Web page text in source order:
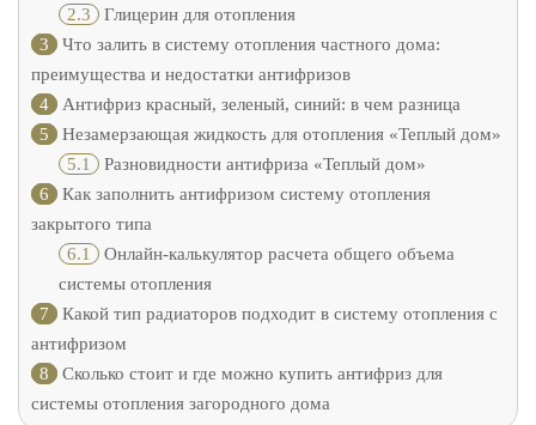
2.3 Глицерин для отопления
3
Что залить в систему отопления частного дома:
преимущества и недостатки антифризов
4
Антифриз красный, зеленый, синий: в чем разница
5
Незамерзающая жидкость для отопления «Теплый дом»
5.1 Разновидности антифриза «Теплый дом»
6
Как заполнить антифризом систему отопления
закрытого типа
6.1 Онлайн-калькулятор расчета общего объема
системы отопления
7
Какой тип радиаторов подходит в систему отопления с
антифризом
8
Сколько стоит и где можно купить антифриз для
системы отопления загородного дома